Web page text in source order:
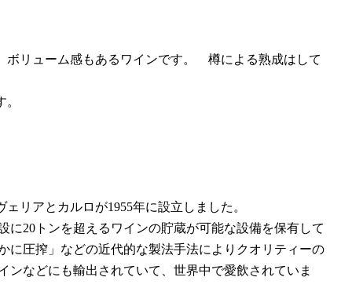
リューム感もあるワインです。 樽による熟成はして
リアとカルロが1955年に設立しました。
20トンを超えるワインの貯蔵が可能な設備を保有して
に圧搾」などの近代的な製法手法によりクオリティーの
などにも輸出されていて、世界中で愛飲されていま